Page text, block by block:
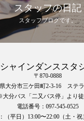
スタッフの日記
スタッフブログです。
シャインダンススタ
〒870-0888
大分市三ケ田町2-3-16 ステ
分バス「二又バス停」より
電話番号：097-545-0525
（平日）13:00〜22:00（土・祝